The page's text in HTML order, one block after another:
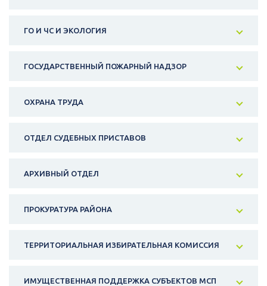
ГО И ЧС И ЭКОЛОГИЯ
ГОСУДАРСТВЕННЫЙ ПОЖАРНЫЙ НАДЗОР
ОХРАНА ТРУДА
ОТДЕЛ СУДЕБНЫХ ПРИСТАВОВ
АРХИВНЫЙ ОТДЕЛ
ПРОКУРАТУРА РАЙОНА
ТЕРРИТОРИАЛЬНАЯ ИЗБИРАТЕЛЬНАЯ КОМИССИЯ
ИМУЩЕСТВЕННАЯ ПОДДЕРЖКА СУБЪЕКТОВ МСП